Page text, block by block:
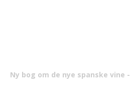
Ny bog om de nye spanske vine -